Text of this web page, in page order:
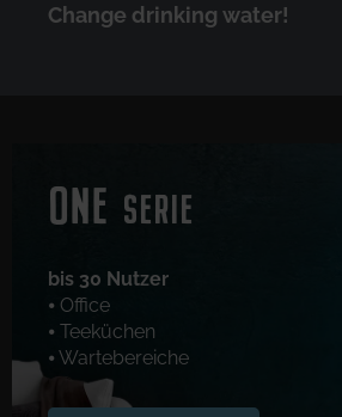
Change drinking water!
ONE SERIE
bis 30 Nutzer
⦁ Office
⦁ Teeküchen
⦁ Wartebereiche